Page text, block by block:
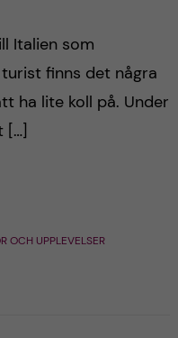
Italien som
finns det några
ha lite koll på. Under
[…]
OCH UPPLEVELSER